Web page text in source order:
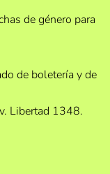
de género para
de boletería y de
Libertad 1348.